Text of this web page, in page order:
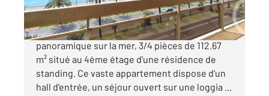
NICE - PROMENADE DES ANGLAIS : Vue
panoramique sur la mer, 3/4 pièces de 112.67
m² situé au 4ème étage d'une résidence de
standing. Ce vaste appartement dispose d'un
hall d'entrée, un séjour ouvert sur une loggia ...